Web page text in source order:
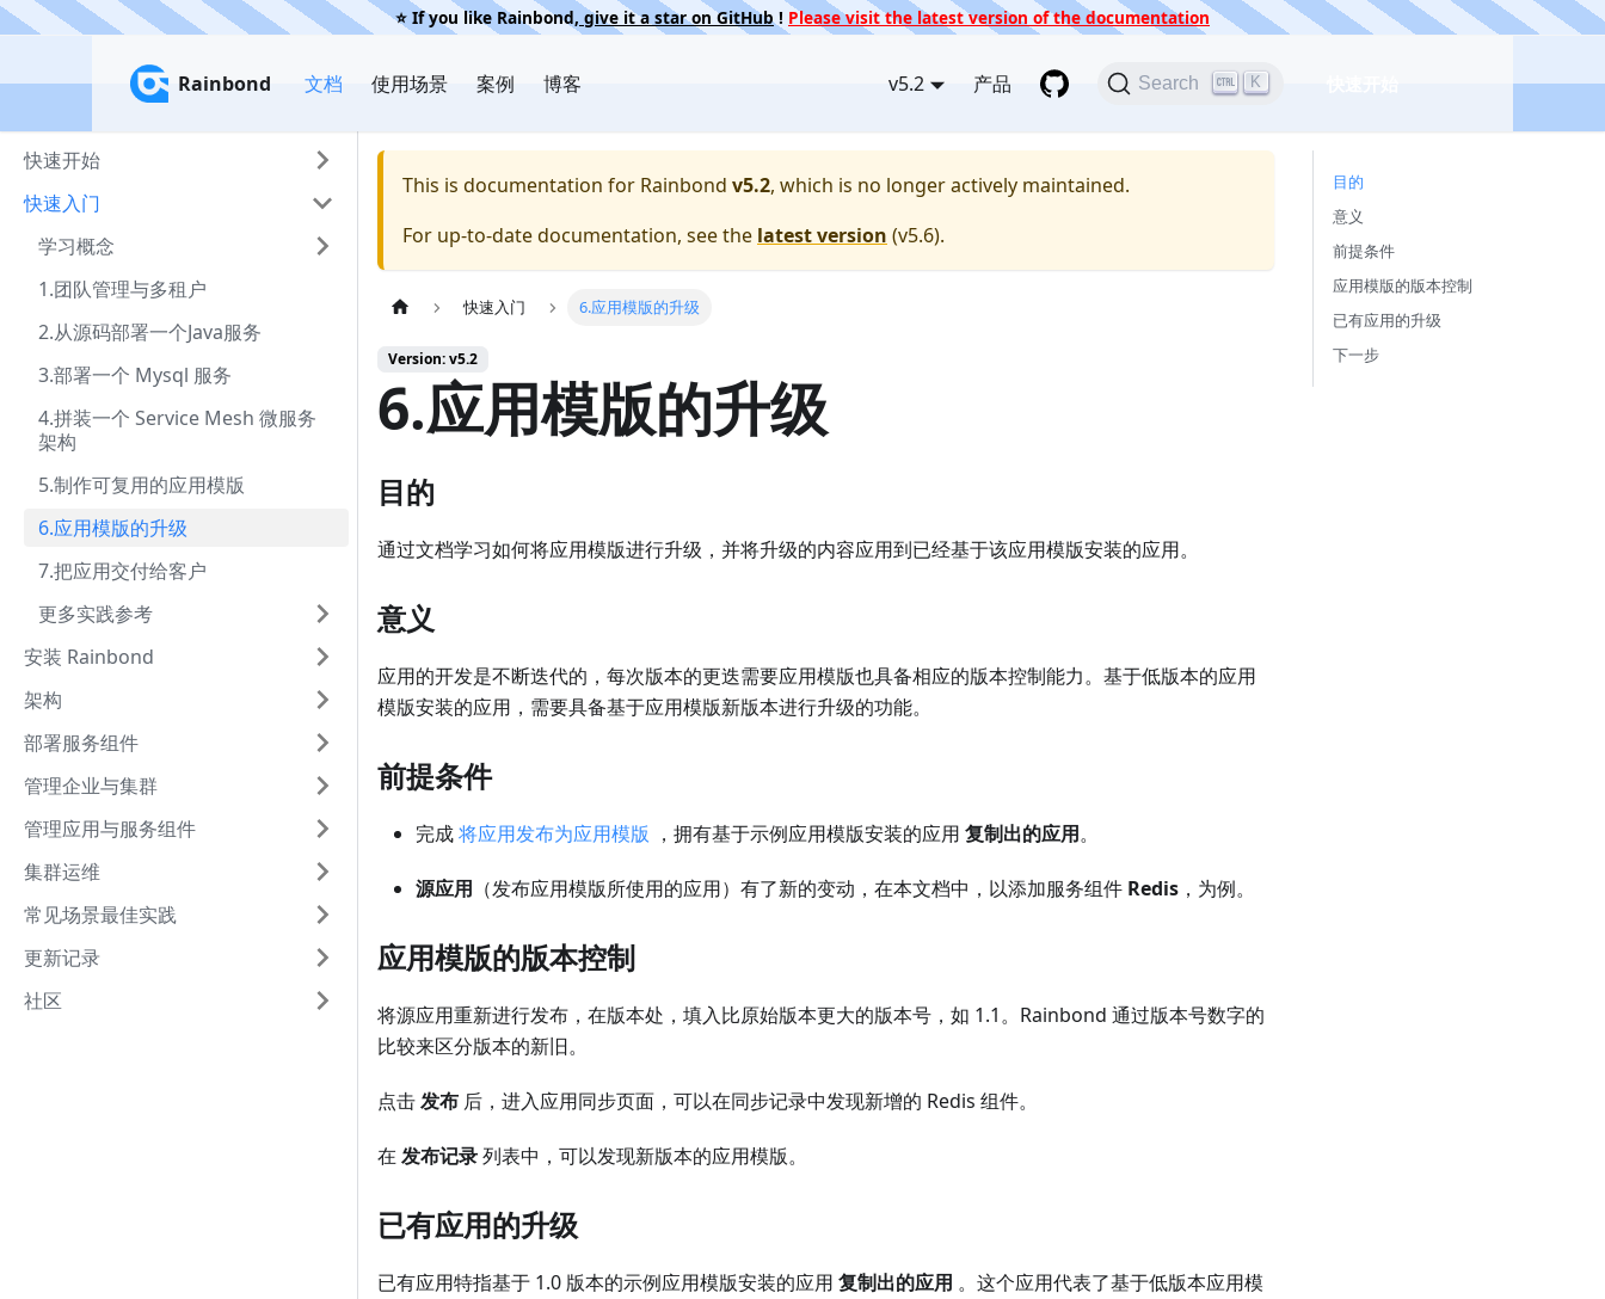
⭐️ If you like Rainbond, give it a star on GitHub ! Please visit the latest version of the documentation
Rainbond 文档 使用场景 案例 博客 v5.2 产品 Search K
Rainbond
快速开始
快速入门
学习概念
1.团队管理与多租户
2.从源码部署一个Java服务
3.部署一个 Mysql 服务
4.拼装一个 Service Mesh 微服务
架构
5.制作可复用的应用模版
6.应用模版的升级
7.把应用交付给客户
更多实践参考
安装 Rainbond
架构
部署服务组件
管理企业与集群
管理应用与服务组件
集群运维
常见场景最佳实践
更新记录
社区
This is documentation for Rainbond v5.2, which is no longer actively maintained.
For up-to-date documentation, see the latest version (v5.6).
快速入门 6.应用模版的升级
Version: v5.2
6.应用模版的升级
目的
通过文档学习如何将应用模版进行升级，并将升级的内容应用到已经基于该应用模版安装的应用。
意义
应用的开发是不断迭代的，每次版本的更迭需要应用模版也具备相应的版本控制能力。基于低版本的应用
模版安装的应用，需要具备基于应用模版新版本进行升级的功能。
前提条件
完成将应用发布为应用模版 ，拥有基于示例应用模版安装的应用 复制出的应用。
源应用 （发布应用模版所使用的应用）有了新的变动，在本文档中，以添加服务组件 Redis ，为例。
应用模版的版本控制
将源应用重新进行发布，在版本处，填入比原始版本更大的版本号，如 1.1。Rainbond 通过版本号数字的
比较来区分版本的新旧。
点击发布 后，进入应用同步页面，可以在同步记录中发现新增的 Redis 组件。
在 发布记录列表中，可以发现新版本的应用模版。
已有应用的升级
已有应用特指基于 1.0 版本的示例应用模版安装的应用 复制出的应用 。这个应用代表了基于低版本应用模
目的
意义
前提条件
应用模版的版本控制
已有应用的升级
下一步